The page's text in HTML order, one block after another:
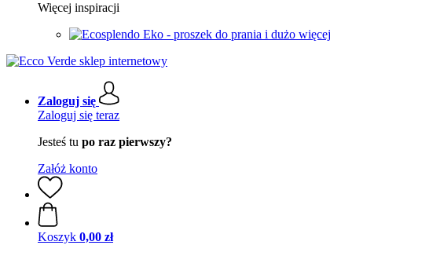
Więcej inspiracji
Eko - proszek do prania i dużo więcej
Zaloguj się
Zaloguj się teraz
Jesteś tu po raz pierwszy?
Załóż konto
Koszyk 0,00 zł